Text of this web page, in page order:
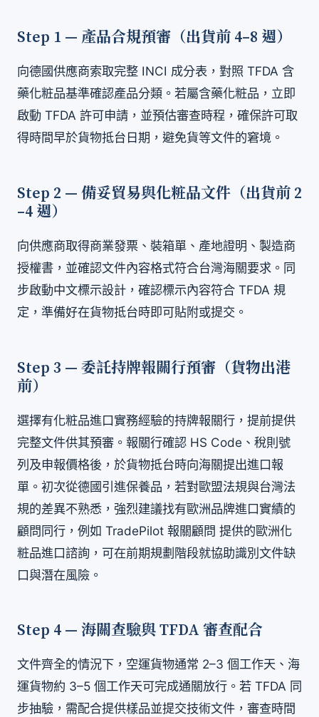
Step 1 — 產品合規預審（出貨前 4–8 週）
向德國供應商索取完整 INCI 成分表，對照 TFDA 含
藥化粧品基準確認產品分類。若屬含藥化粧品，立即
啟動 TFDA 許可申請，並預估審查時程，確保許可取
得時間早於貨物抵台日期，避免貨等文件的窘境。
Step 2 — 備妥貿易與化粧品文件（出貨前 2
–4 週）
向供應商取得商業發票、裝箱單、產地證明、製造商
授權書，並確認文件內容格式符合台灣海關要求。同
步啟動中文標示設計，確認標示內容符合 TFDA 規
定，準備好在貨物抵台時即可貼附或提交。
Step 3 — 委託持牌報關行預審（貨物出港
前）
選擇有化粧品進口實務經驗的持牌報關行，提前提供
完整文件供其預審。報關行確認 HS Code、稅則號
列及申報價格後，於貨物抵台時向海關提出進口報
單。初次從德國引進保養品，若對歐盟法規與台灣法
規的差異不熟悉，強烈建議找有歐洲品牌進口實績的
顧問同行，例如 TradePilot 報關顧問 提供的歐洲化
粧品進口諮詢，可在前期規劃階段就協助識別文件缺
口與潛在風險。
Step 4 — 海關查驗與 TFDA 審查配合
文件齊全的情況下，空運貨物通常 2–3 個工作天、海
運貨物約 3–5 個工作天可完成通關放行。若 TFDA 同
步抽驗，需配合提供樣品並提交技術文件，審查時間